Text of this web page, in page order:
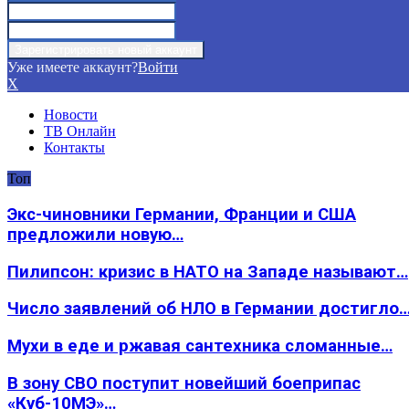
Уже имеете аккаунт?Войти
X
Новости
ТВ Онлайн
Контакты
Топ
Экс-чиновники Германии, Франции и США
предложили новую…
Пилипсон: кризис в НАТО на Западе называют…
Число заявлений об НЛО в Германии
Мухи в еде и ржавая сантехника сломанные…
В зону СВО поступит новейший боеприпас
«Куб-10МЭ»…